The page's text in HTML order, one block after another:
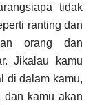
tidak
ranting dan
orang dan
Jikalau kamu
di dalam kamu,
dan kamu akan